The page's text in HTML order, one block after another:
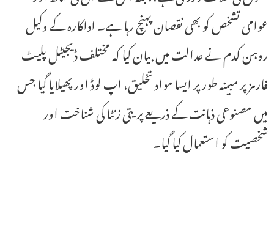
عوامی تشخص کو بھی نقصان پہنچ رہا ہے۔ اداکارہ کے وکیل
روہن کدم نے عدالت میں بیان کیا کہ مختلف ڈیجیٹل پلیٹ
فارمز پر مبینہ طور پر ایسا مواد تخلیق، اپ لوڈ اور پھیلایا گیا جس
میں مصنوعی ذہانت کے ذریعے پریتی زنٹا کی شناخت اور
شخصیت کو استعمال کیا گیا۔